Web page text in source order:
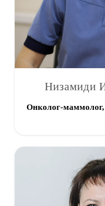
Низамиди
Онколог-маммолог,